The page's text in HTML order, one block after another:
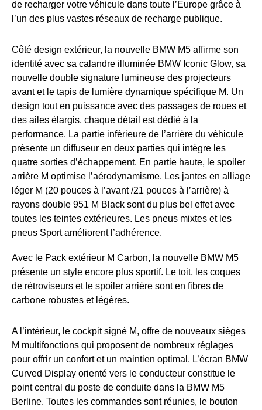
de recharger votre véhicule dans toute l’Europe grâce à
l’un des plus vastes réseaux de recharge publique.
Côté design extérieur, la nouvelle BMW M5 affirme son
identité avec sa calandre illuminée BMW Iconic Glow, sa
nouvelle double signature lumineuse des projecteurs
avant et le tapis de lumière dynamique spécifique M. Un
design tout en puissance avec des passages de roues et
des ailes élargis, chaque détail est dédié à la
performance. La partie inférieure de l’arrière du véhicule
présente un diffuseur en deux parties qui intègre les
quatre sorties d’échappement. En partie haute, le spoiler
arrière M optimise l’aérodynamisme. Les jantes en alliage
léger M (20 pouces à l’avant /21 pouces à l’arrière) à
rayons double 951 M Black sont du plus bel effet avec
toutes les teintes extérieures. Les pneus mixtes et les
pneus Sport améliorent l’adhérence.
Avec le Pack extérieur M Carbon, la nouvelle BMW M5
présente un style encore plus sportif. Le toit, les coques
de rétroviseurs et le spoiler arrière sont en fibres de
carbone robustes et légères.
A l’intérieur, le cockpit signé M, offre de nouveaux sièges
M multifonctions qui proposent de nombreux réglages
pour offrir un confort et un maintien optimal. L’écran BMW
Curved Display orienté vers le conducteur constitue le
point central du poste de conduite dans la BMW M5
Berline. Toutes les commandes sont réunies, le bouton